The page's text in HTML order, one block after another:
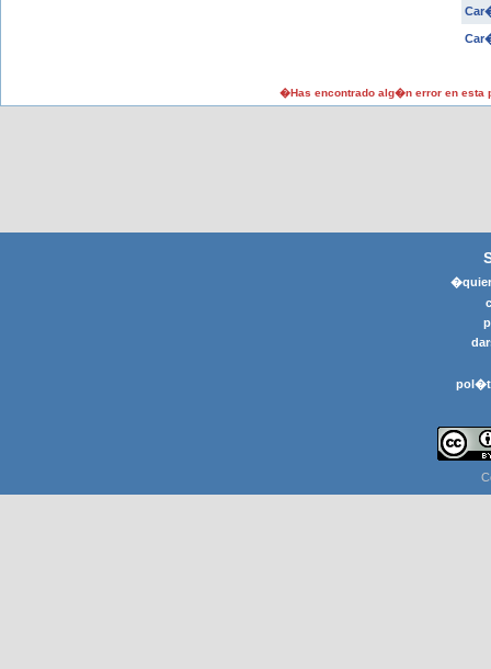
�Has encontrado alg�n error en esta